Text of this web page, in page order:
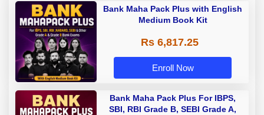
Bank Maha Pack Plus with English
Medium Book Kit
Rs 6,817.25
Enroll Now
Bank Maha Pack Plus For IBPS,
SBI, RBI Grade B, SEBI Grade A,